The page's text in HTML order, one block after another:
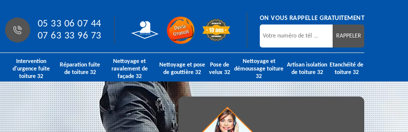
05 33 06 07 44
07 63 33 96 73
ON VOUS RAPPELLE GRATUITEMENT
Intervention
d'urgence fuite
toiture 32
Réparation fuite
de toiture 32
Nettoyage et
ravalement de
façade 32
Nettoyage et pose
de gouttière 32
Pose de
velux 32
Nettoyage et
démoussage toiture
32
Artisan isolation
de toiture 32
Etanchéité de
toiture 32